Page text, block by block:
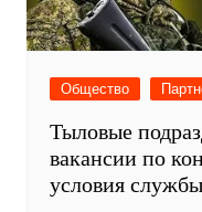
Общество
Тыловые
вакансии по
условия службы